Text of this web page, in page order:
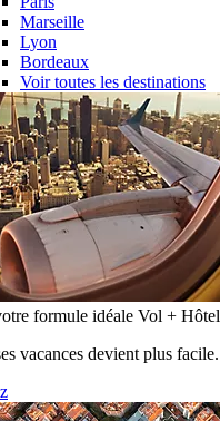
Marseille
Lyon
Bordeaux
Voir toutes les destinations
formule idéale Vol + Hôtel
vacances devient plus facile.